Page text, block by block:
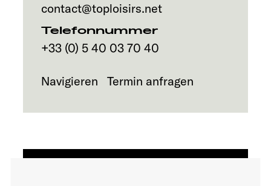
contact@toploisirs.net
Telefonnummer
+33 (0) 5 40 03 70 40
Navigieren Termin anfragen